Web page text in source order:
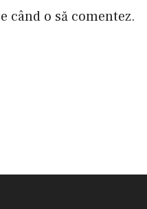
când o să comentez.